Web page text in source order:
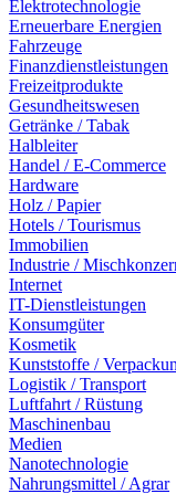
Elektrotechnologie
Erneuerbare Energien
Fahrzeuge
Finanzdienstleistungen
Freizeitprodukte
Gesundheitswesen
Getränke / Tabak
Halbleiter
Handel / E-Commerce
Hardware
Holz / Papier
Hotels / Tourismus
Immobilien
Industrie /
Internet
IT-Dienstleistungen
Konsumgüter
Kosmetik
Kunststoffe /
Logistik / Transport
Luftfahrt / Rüstung
Maschinenbau
Medien
Nanotechnologie
Nahrungsmittel / Agrar